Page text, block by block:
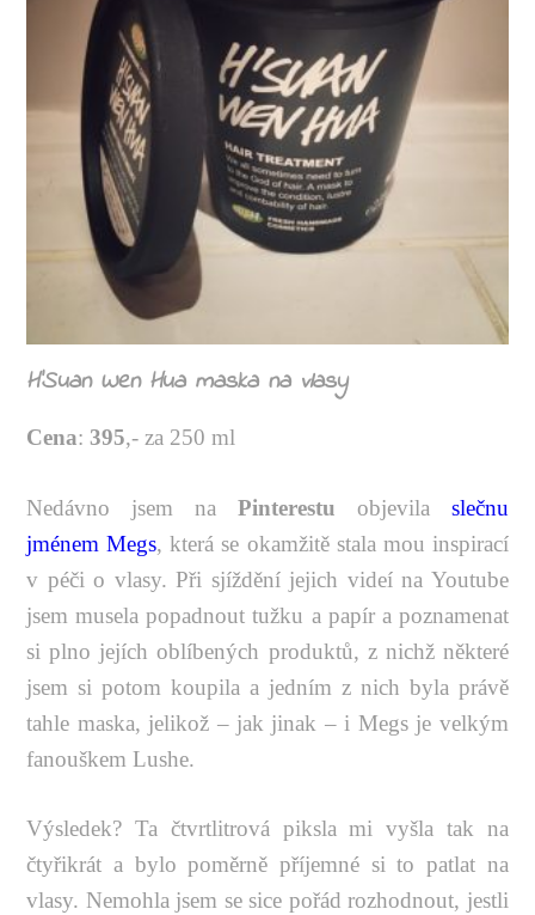
H’Suan Wen Hua maska na vlasy
Cena:395,- za 250 ml
Nedávno jsem na Pinterestu objevila slečnu
jménem Megs, která se okamžitě stala mou inspirací
v péči o vlasy. Při sjíždění jejich videí na Youtube
jsem musela popadnout tužku a papír a poznamenat
si plno jejích oblíbených produktů, z nichž některé
jsem si potom koupila a jedním z nich byla právě
tahle maska, jelikož – jak jinak – i Megs je velkým
fanouškem Lushe.
Výsledek? Ta čtvrtlitrová piksla mi vyšla tak na
čtyřikrát a bylo poměrně příjemné si to patlat na
vlasy. Nemohla jsem se sice pořád rozhodnout, jestli